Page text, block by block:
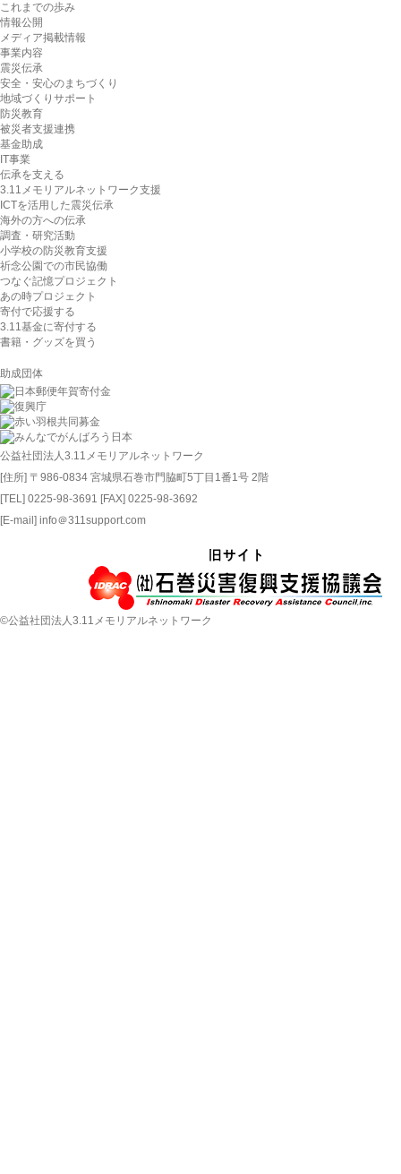
これまでの歩み
情報公開
メディア掲載情報
事業内容
震災伝承
安全・安心のまちづくり
地域づくりサポート
防災教育
被災者支援連携
基金助成
IT事業
伝承を支える
3.11メモリアルネットワーク支援
ICTを活用した震災伝承
海外の方への伝承
調査・研究活動
小学校の防災教育支援
祈念公園での市民協働
つなぐ記憶プロジェクト
あの時プロジェクト
寄付で応援する
3.11基金に寄付する
書籍・グッズを買う
助成団体
公益社団法人3.11メモリアルネットワーク
[住所] 〒986-0834 宮城県石巻市門脇町5丁目1番1号 2階
[TEL] 0225-98-3691 [FAX] 0225-98-3692
[E-mail] info＠311support.com
©公益社団法人3.11メモリアルネットワーク